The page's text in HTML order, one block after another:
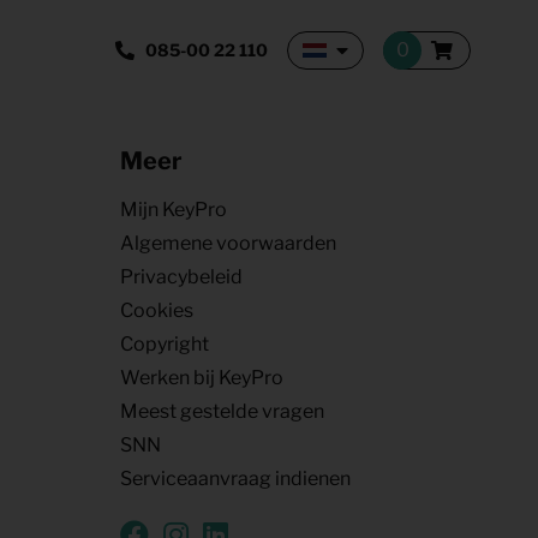
085-00 22 110
Meer
Mijn KeyPro
Algemene voorwaarden
Privacybeleid
Cookies
Copyright
Werken bij KeyPro
Meest gestelde vragen
SNN
Serviceaanvraag indienen